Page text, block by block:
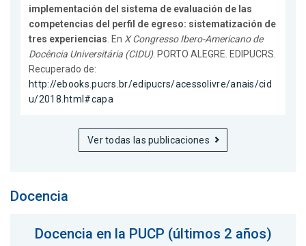
implementación del sistema de evaluación de las
competencias del perfil de egreso: sistematización de
tres experiencias . En X Congresso Ibero-Americano de
Docência Universitária (CIDU). PORTO ALEGRE. EDIPUCRS.
Recuperado de:
http://ebooks.pucrs.br/edipucrs/acessolivre/anais/cid
u/2018.html#capa
Ver todas las publicaciones
Docencia
Docencia en la PUCP (últimos 2 años)